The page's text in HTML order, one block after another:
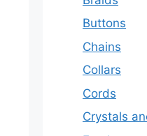
Buttons
Chains
Collars
Cords
Crystals